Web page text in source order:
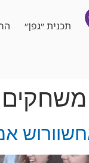
תכנית ״גפן״
משחקים